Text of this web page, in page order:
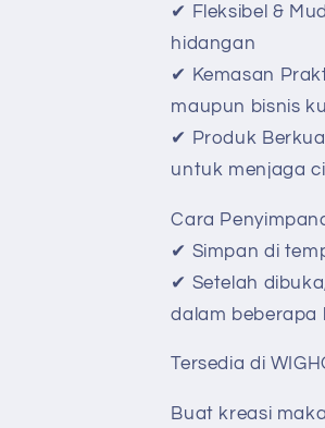
✔ Fleksibel &
hidangan
✔ Kemasan
maupun bisnis
✔ Produk
untuk menjaga
Cara
✔ Simpan di
✔ Setelah
dalam beberapa
Tersedia di
Buat kreasi